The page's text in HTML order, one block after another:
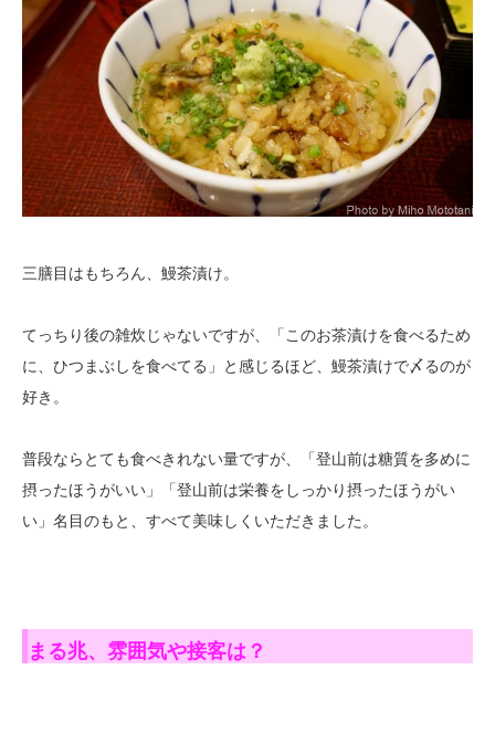
三膳目はもちろん、鰻茶漬け。
てっちり後の雑炊じゃないですが、「このお茶漬けを食べるため
に、ひつまぶしを食べてる」と感じるほど、鰻茶漬けで〆るのが
好き。
普段ならとても食べきれない量ですが、「登山前は糖質を多めに
摂ったほうがいい」「登山前は栄養をしっかり摂ったほうがい
い」名目のもと、すべて美味しくいただきました。
まる兆、雰囲気や接客は？